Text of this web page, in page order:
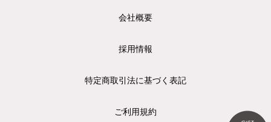
会社概要
採用情報
特定商取引法に基づく表記
ご利用規約